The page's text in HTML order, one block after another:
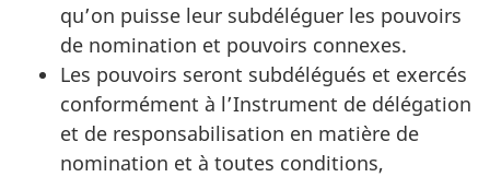
qu’on puisse leur subdéléguer les pouvoirs
de nomination et pouvoirs connexes.
Les pouvoirs seront subdélégués et exercés
conformément à l’Instrument de délégation
et de responsabilisation en matière de
nomination et à toutes conditions,